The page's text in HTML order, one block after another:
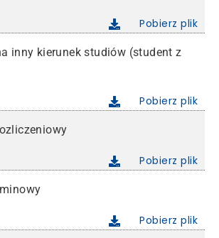
Pobierz plik
inny kierunek studiów (student z
Pobierz plik
Pobierz plik
Pobierz plik